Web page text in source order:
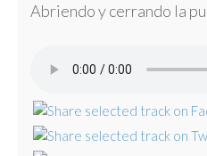
Abriendo y cerrando la